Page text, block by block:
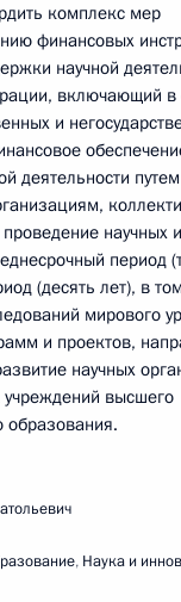
комплекс мер
финансовых
научной
включающий в
и
деятельности
научных
период
(десять лет), в
мирового
и проектов,
научных
высшего
образования.
, Наука и